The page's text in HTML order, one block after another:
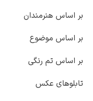
بر اساس هنرمندان
بر اساس موضوع
بر اساس تم رنگی
تابلوهای عکس